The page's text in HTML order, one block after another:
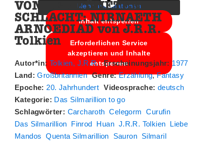
Mehr Informationen
Inhalt entsperren
Erforderlichen Service
akzeptieren und Inhalte
entsperren
VON DER FÜNFTEN
SCHLACHT: NIRNAETH
ARNOEDIAD von J.R.R.
Tolkien
Autor*in: Tolkien, J.R.R. Erscheinungsjahr: 1977
Land:Großbritannien Genre:Erzählung, Fantasy
Epoche: 20. Jahrhundert Videosprache: deutsch
Kategorie: Das Silmarillion to go
Schlagwörter: Carcharoth Celegorm
Curufin
Das Silmarillion Finrod Huan J.R.R. Tolkien Liebe
Mandos
Quenta Silmarillion Sauron Silmaril